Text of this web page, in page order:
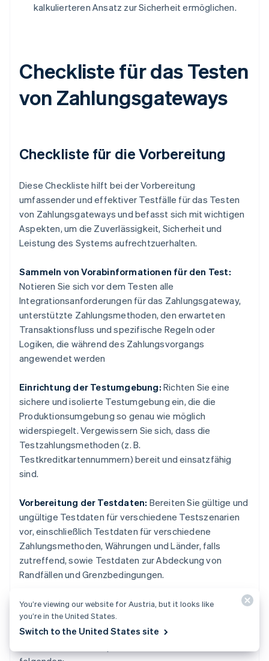
kalkulierteren Ansatz zur Sicherheit ermöglichen.
Checkliste für das Testen
von Zahlungsgateways
Checkliste für die Vorbereitung
Diese Checkliste hilft bei der Vorbereitung
umfassender und effektiver Testfälle für das Testen
von Zahlungsgateways und befasst sich mit wichtigen
Aspekten, um die Zuverlässigkeit, Sicherheit und
Leistung des Systems aufrechtzuerhalten.
Sammeln von Vorabinformationen für den Test:
Notieren Sie sich vor dem Testen alle
Integrationsanforderungen für das Zahlungsgateway,
unterstützte Zahlungsmethoden, den erwarteten
Transaktionsfluss und spezifische Regeln oder
Logiken, die während des Zahlungsvorgangs
angewendet werden
Einrichtung der Testumgebung: Richten Sie eine
sichere und isolierte Testumgebung ein, die die
Produktionsumgebung so genau wie möglich
widerspiegelt. Vergewissern Sie sich, dass die
Testzahlungsmethoden (z. B.
Testkreditkartennummern) bereit und einsatzfähig
sind.
Vorbereitung der Testdaten: Bereiten Sie gültige und
ungültige Testdaten für verschiedene Testszenarien
vor, einschließlich Testdaten für verschiedene
Zahlungsmethoden, Währungen und Länder, falls
zutreffend, sowie Testdaten zur Abdeckung von
Randfällen und Grenzbedingungen.
Entwurf von Testfällen:Entwerfen Sie Testfälle für
verschiedene Testarten, die eine Reihe potenzieller
Szenarien abdecken und eine Reihe von
You’re viewing our website for Austria, but it looks like
you’re in the United States.
Switch to the United States site